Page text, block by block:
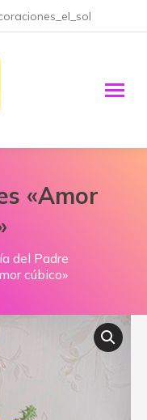
«Amor
del Padre
cúbico»